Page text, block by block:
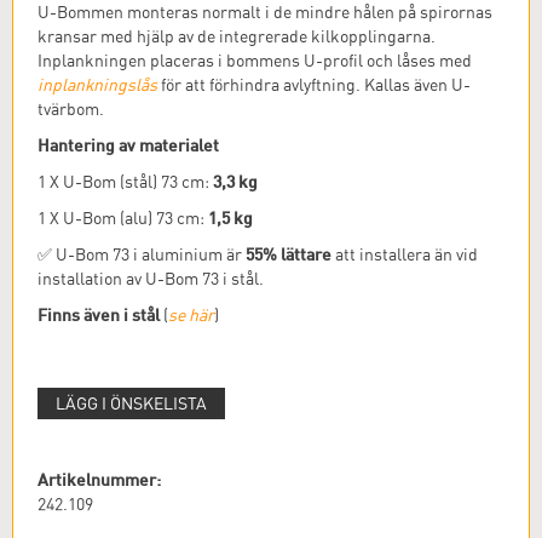
U-Bommen monteras normalt i de mindre hålen på spirornas
kransar med hjälp av de integrerade kilkopplingarna.
Inplankningen placeras i bommens U-profil och låses med
inplankningslåsför att förhindra avlyftning. Kallas även U-
tvärbom.
Hantering av materialet
1 X U-Bom (stål) 73 cm: 3,3 kg
1 X U-Bom (alu) 73 cm: 1,5 kg
✅ U-Bom 73 i aluminium är 55% lättareatt installera än vid
installation av U-Bom 73 i stål.
Finns även i stål(se här)
LÄGG I ÖNSKELISTA
Artikelnummer:
242.109